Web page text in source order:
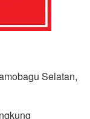
Selatan,